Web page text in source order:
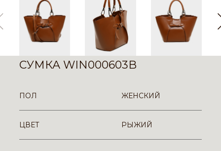
СУМКА WIN000603B
ПОЛ ЖЕНСКИЙ
ЦВЕТ РЫЖИЙ